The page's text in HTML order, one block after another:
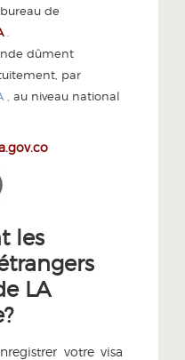
de
.
dûment
par
au niveau national
les
LA
votre visa